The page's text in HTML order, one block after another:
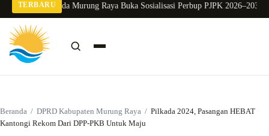
TERBARU
Pj Sekda Murung Raya Buka Sosialisasi Perbup PJPK 2026–2030Dukung
Beranda / DPRD Kabupaten Murung Raya / Pilkada 2024, Pasangan HEBAT
Kantongi Rekom Dari DPP-PKB Untuk Maju